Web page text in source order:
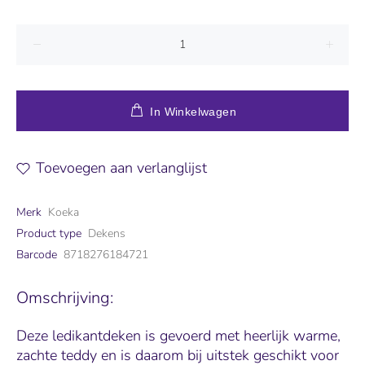
In Winkelwagen
Toevoegen aan verlanglijst
Merk Koeka
Product type Dekens
Barcode 8718276184721
Omschrijving:
Deze ledikantdeken is gevoerd met heerlijk warme,
zachte teddy en is daarom bij uitstek geschikt voor